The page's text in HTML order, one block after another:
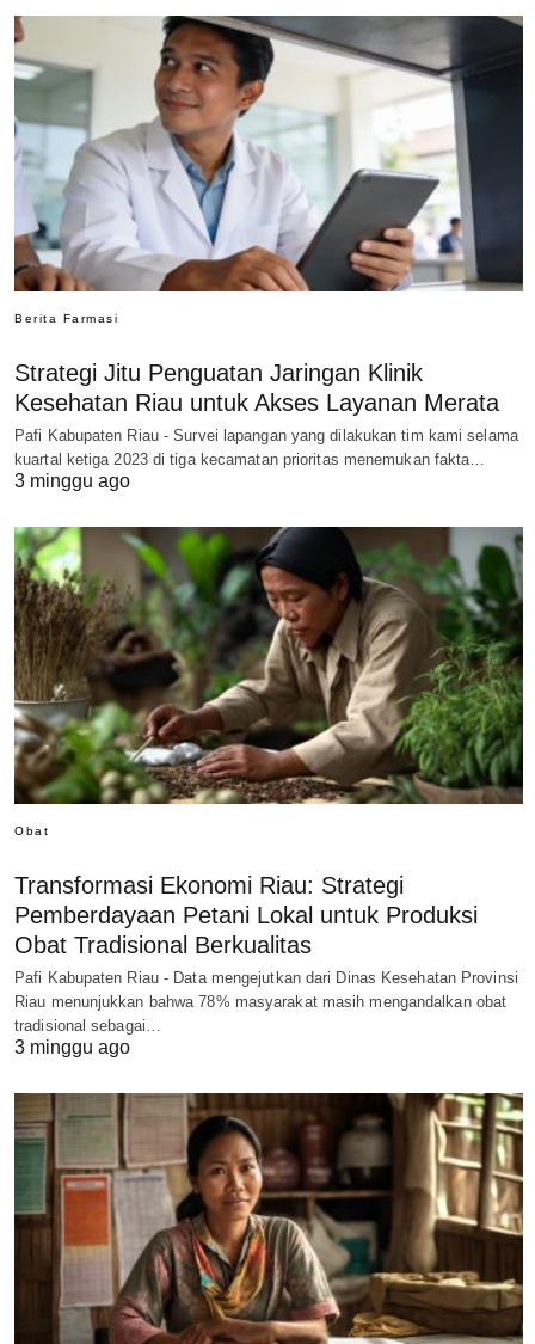
Berita Farmasi
Strategi Jitu Penguatan Jaringan Klinik
Kesehatan Riau untuk Akses Layanan Merata
Pafi Kabupaten Riau - Survei lapangan yang dilakukan tim kami selama
kuartal ketiga 2023 di tiga kecamatan prioritas menemukan fakta…
3 minggu ago
Obat
Transformasi Ekonomi Riau: Strategi
Pemberdayaan Petani Lokal untuk Produksi
Obat Tradisional Berkualitas
Pafi Kabupaten Riau - Data mengejutkan dari Dinas Kesehatan Provinsi
Riau menunjukkan bahwa 78% masyarakat masih mengandalkan obat
tradisional sebagai…
3 minggu ago